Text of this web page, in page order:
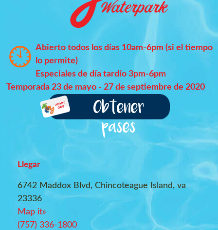
Abierto todos los días 10am-6pm (si el tiempo
lo permite)
Especiales de día tardío 3pm-6pm
Temporada 23 de mayo - 27 de septiembre de 2020
Obtener
pases
Llegar
6742 Maddox Blvd, Chincoteague Island, va
23336
Map it»
(757) 336-1800